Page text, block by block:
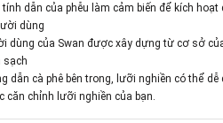
dẫn của phễu làm cảm biến để kích
dùng
dùng của Swan được xây dựng từ cơ sở
sạch
dẫn cà phê bên trong, lưỡi nghiền có thể
căn chỉnh lưỡi nghiền của bạn.